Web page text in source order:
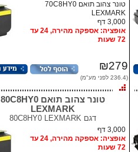
טונר צהוב תואם 70C8HY0
LEXMARK
3,000 דף
אופציה: אספקה מהירה, 24 עד
72 שעות
₪279
(236.4 לפני מע"מ)
טונר צהוב תואם 80C8HY0
LEXMARK
דגם80C8HY0 LEXMARK
3,000 דף
אופציה: אספקה מהירה, 24 עד
72 שעות